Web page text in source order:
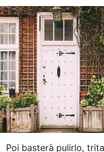
Poi basterà pulirlo,